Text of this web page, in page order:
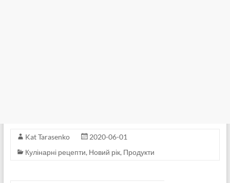
Kat Tarasenko
2020-06-01
Кулінарні рецепти, Новий рік, Продукти